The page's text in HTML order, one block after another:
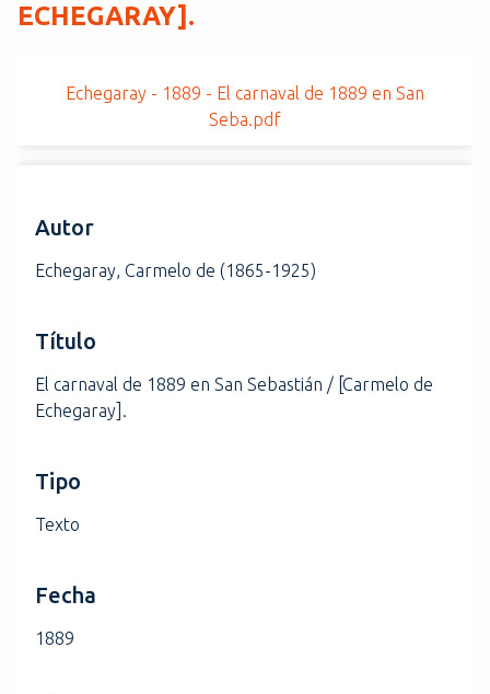
ECHEGARAY].
Echegaray - 1889 - El carnaval de 1889 en San
Seba.pdf
Autor
Echegaray, Carmelo de (1865-1925)
Título
El carnaval de 1889 en San Sebastián / [Carmelo de
Echegaray].
Tipo
Texto
Fecha
1889